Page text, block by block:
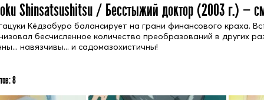
Shinsatsushitsu / Бесстыжий доктор (2003 г.) —
Кёдзабуро балансирует на грани финансового краха.
бесчисленное количество преобразований в других
навязчивы... и садомазохистичны!
8